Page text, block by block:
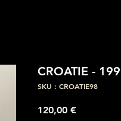
CROATIE -
SKU : CROATIE98
120,00 €Prix